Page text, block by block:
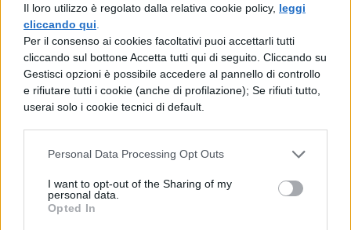
Il loro utilizzo è regolato dalla relativa cookie policy, leggi
cliccando qui
Per il consenso ai cookies facoltativi puoi accettarli tutti
cliccando sul bottone Accetta tutti qui di seguito. Cliccando su
Gestisci opzioni è possibile accedere al pannello di controllo
e rifiutare tutti i cookie (anche di profilazione); Se rifiuti tutto,
userai solo i cookie tecnici di default.
Personal Data Processing Opt Outs
I want to opt-out of the Sharing of my
personal data.
Opted In
8. La prof di storia